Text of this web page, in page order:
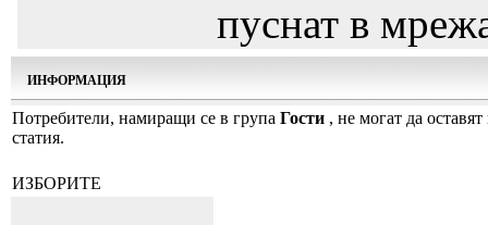
пуснат в
ИНФОРМАЦИЯ
Потребители, намиращи се в група Гости , не могат да
статия.
ИЗБОРИТЕ